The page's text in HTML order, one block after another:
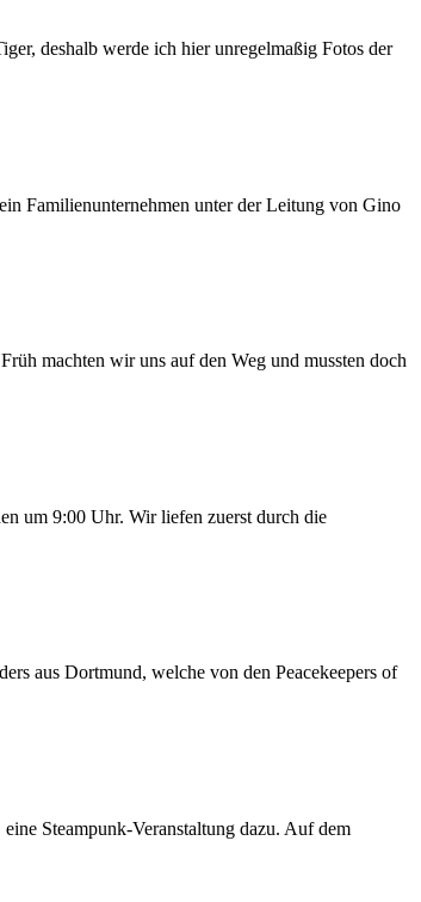
deshalb werde ich hier unregelmaßig Fotos der
Familienunternehmen unter der Leitung von Gino
machten wir uns auf den Weg und mussten doch
um 9:00 Uhr. Wir liefen zuerst durch die
aus Dortmund, welche von den Peacekeepers of
Steampunk-Veranstaltung dazu. Auf dem